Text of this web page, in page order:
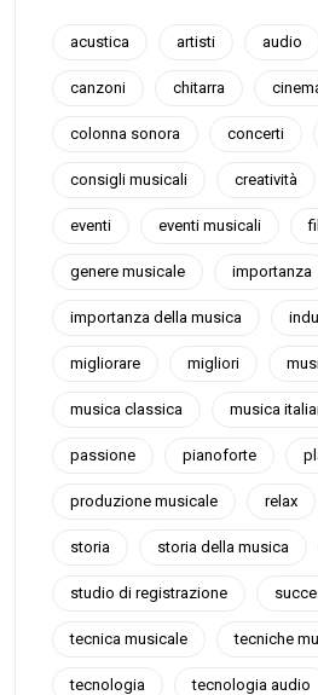
acustica artisti audio
canzoni chitarra
colonna sonora concerti
consigli musicali creatività
eventi eventi musicali
genere musicale importanza
importanza della musica
migliorare migliori
musica classica musica
passione pianoforte
produzione musicale relax
storia storia della musica
studio di registrazione
tecnica musicale tecniche
tecnologia tecnologia audio